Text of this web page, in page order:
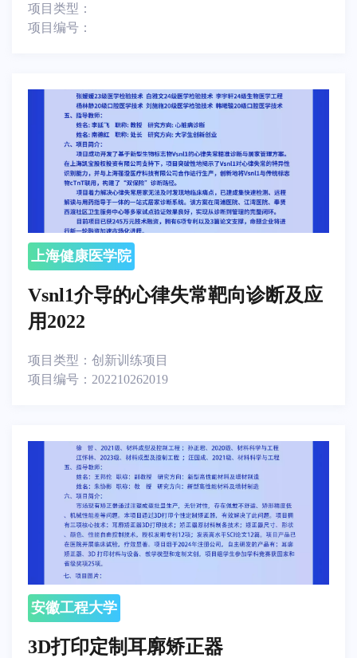
项目类型：
项目编号：
上海健康医学院
Vsnl1介导的心律失常靶向诊断及应
用2022
项目类型： 创新训练项目
项目编号： 202210262019
安徽工程大学
3D打印定制耳廓矫正器